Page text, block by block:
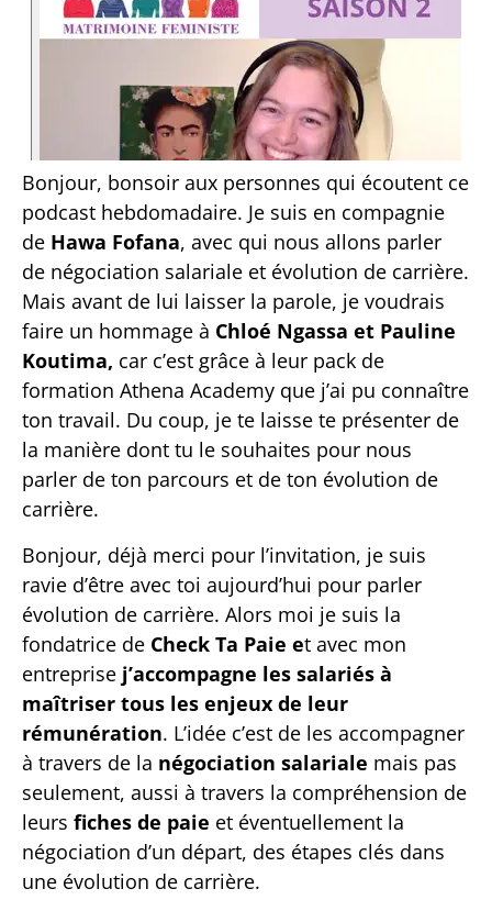
Bonjour, bonsoir aux personnes qui écoutent ce
podcast hebdomadaire. Je suis en compagnie
de Hawa Fofana, avec qui nous allons parler
de négociation salariale et évolution de carrière.
Mais avant de lui laisser la parole, je voudrais
faire un hommage à Chloé Ngassa et Pauline
Koutima, car c’est grâce à leur pack de
formation Athena Academy que j’ai pu connaître
ton travail. Du coup, je te laisse te présenter de
la manière dont tu le souhaites pour nous
parler de ton parcours et de ton évolution de
carrière.
Bonjour, déjà merci pour l’invitation, je suis
ravie d’être avec toi aujourd’hui pour parler
évolution de carrière. Alors moi je suis la
fondatrice de Check Ta Paie et avec mon
entreprise j’accompagne les salariés à
maîtriser tous les enjeux de leur
rémunération. L’idée c’est de les accompagner
à travers de la négociation salariale mais pas
seulement, aussi à travers la compréhension de
leurs fiches de paie et éventuellement la
négociation d’un départ, des étapes clés dans
une évolution de carrière.